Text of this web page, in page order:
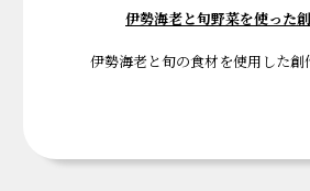
伊勢海老と旬野菜を使った
伊勢海老と旬の食材を使用した創